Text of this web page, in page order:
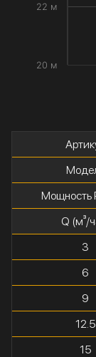
20 м
22 м
Мощность
Q (м³/
3
6
9
12.5
15